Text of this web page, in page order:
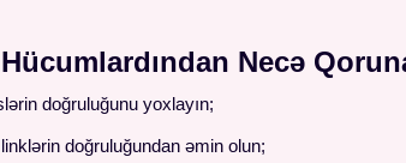
Necə
doğruluğunu yoxlayın;
doğruluğundan əmin olun;